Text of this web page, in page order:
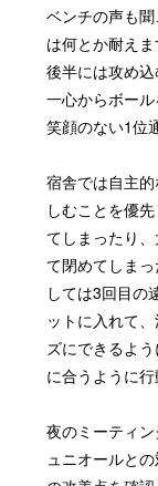
ベンチの声も
は何とか耐えま
後半には攻め
一心からボール
笑顔のない1位
宿舎では自主
しむことを優
てしまったり
て閉めてしま
しては3回目の
ットに入れて
ズにできるよ
に合うように行
夜のミーティ
ュニオールと